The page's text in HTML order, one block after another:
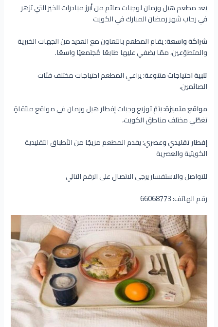
يعد مطعم هيل ورمان لوجبات صائم من أبرز مبادرات الخير التي تزهر
في رحاب شهر رمضان المبارك في الكويت
شراكة واسعة:يقام المطعم بالتعاون مع العديد من الجهات الخيرية
والمتطوّعين، ممّا يضفي عليها طابعًا مُجتمعيًا واسعًا.
تلبية احتياجات متنوعة:يراعي المطعم احتياجات مختلف فئات
الصائمين،
مواقع متميزة:يتمّ توزيع وجبات إفطار هيل ورمان في مواقع منتقاةٍ
تغطّي مختلف مناطق الكويت،
إفطار تقليدي وعصري:يقدم المطعم مزيجًا من الأطباق التقليدية
الكويتية والعصرية
للتواصل والاستفسار يرجى الاتصال على الرقم التالي
رقم الهاتف: 66068773